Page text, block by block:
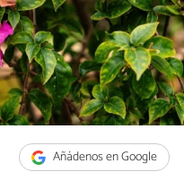
Añádenos en Google